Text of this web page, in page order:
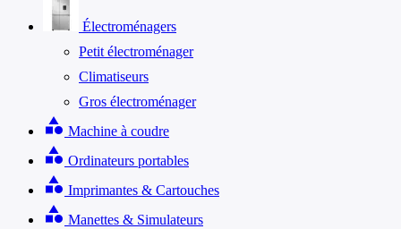
Électroménagers
Petit électroménager
Climatiseurs
Gros électroménager
category Machine à coudre
category Ordinateurs portables
category Imprimantes & Cartouches
category Manettes & Simulateurs